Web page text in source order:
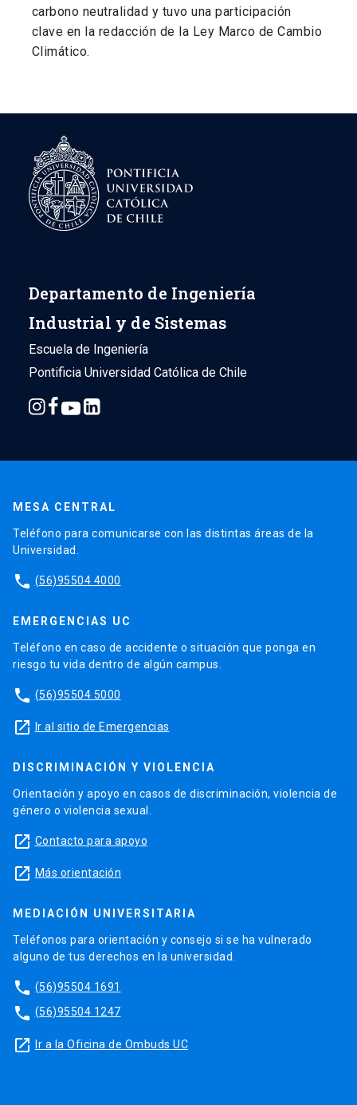
carbono neutralidad y tuvo una participación
clave en la redacción de la Ley Marco de Cambio
Climático.
Departamento de Ingeniería
Industrial y de Sistemas
Escuela de Ingeniería
Pontificia Universidad Católica de Chile
MESA CENTRAL
Teléfono para comunicarse con las distintas áreas de la
Universidad.
phone (56)95504 4000
EMERGENCIAS UC
Teléfono en caso de accidente o situación que ponga en
riesgo tu vida dentro de algún campus.
phone (56)95504 5000
launch Ir al sitio de Emergencias
DISCRIMINACIÓN Y VIOLENCIA
Orientación y apoyo en casos de discriminación, violencia de
género o violencia sexual.
launch Contacto para apoyo
launch Más orientación
MEDIACIÓN UNIVERSITARIA
Teléfonos para orientación y consejo si se ha vulnerado
alguno de tus derechos en la universidad.
phone (56)95504 1691
phone (56)95504 1247
launch Ir a la Oficina de Ombuds UC